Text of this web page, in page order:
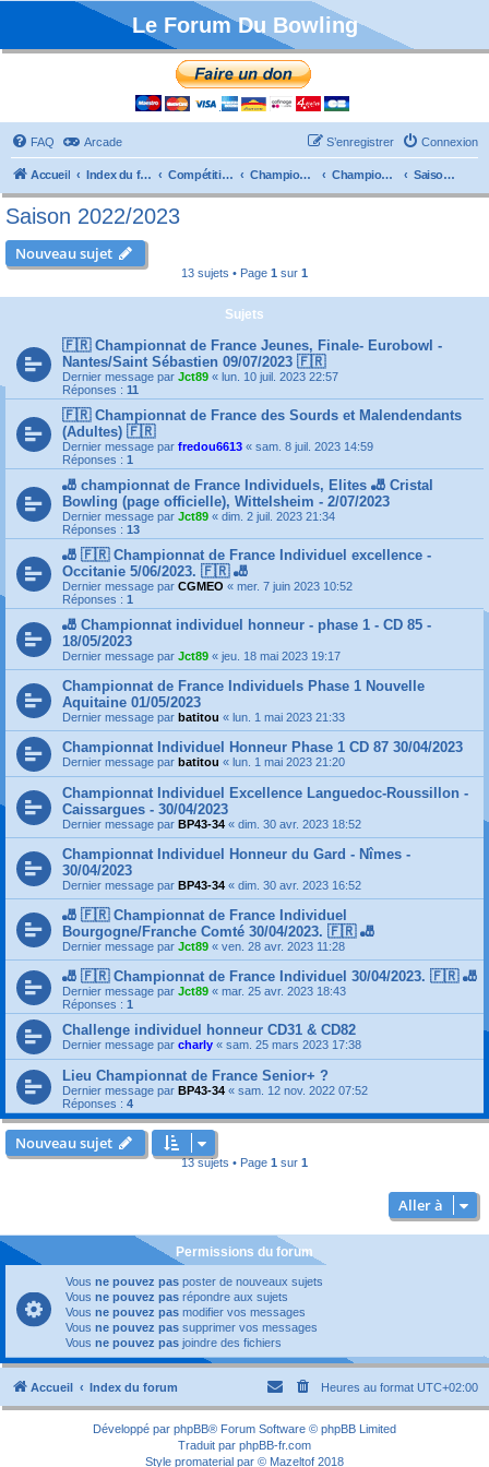
Le Forum Du Bowling
FAQ Arcade Connexion
S’enregistrer
Accueil Index du forum Compétitions Championnats de France Championnat Individuels Saison 2022/2023
Saison 2022/2023
Nouveau sujet
13 sujets • Page 1 sur 1
Sujets
🇫🇷 Championnat de France Jeunes, Finale- Eurobowl -
Nantes/Saint Sébastien 09/07/2023 🇫🇷
Dernier message par Jct89 « lun. 10 juil. 2023 22:57
Réponses : 11
🇫🇷 Championnat de France des Sourds et Malendendants
(Adultes) 🇫🇷
Dernier message par fredou6613 « sam. 8 juil. 2023 14:59
Réponses : 1
🎳 championnat de France Individuels, Elites 🎳 Cristal
Bowling (page officielle), Wittelsheim - 2/07/2023
Dernier message par Jct89 « dim. 2 juil. 2023 21:34
Réponses : 13
🎳 🇫🇷 Championnat de France Individuel excellence -
Occitanie 5/06/2023. 🇫🇷 🎳
Dernier message par CGMEO « mer. 7 juin 2023 10:52
Réponses : 1
🎳 Championnat individuel honneur - phase 1 - CD 85 -
18/05/2023
Dernier message par Jct89 « jeu. 18 mai 2023 19:17
Championnat de France Individuels Phase 1 Nouvelle
Aquitaine 01/05/2023
Dernier message par batitou « lun. 1 mai 2023 21:33
Championnat Individuel Honneur Phase 1 CD 87 30/04/2023
Dernier message par batitou « lun. 1 mai 2023 21:20
Championnat Individuel Excellence Languedoc-Roussillon -
Caissargues - 30/04/2023
Dernier message par BP43-34 « dim. 30 avr. 2023 18:52
Championnat Individuel Honneur du Gard - Nîmes -
30/04/2023
Dernier message par BP43-34 « dim. 30 avr. 2023 16:52
🎳 🇫🇷 Championnat de France Individuel
Bourgogne/Franche Comté 30/04/2023. 🇫🇷 🎳
Dernier message par Jct89 « ven. 28 avr. 2023 11:28
🎳 🇫🇷 Championnat de France Individuel 30/04/2023. 🇫🇷 🎳
Dernier message par Jct89 « mar. 25 avr. 2023 18:43
Réponses : 1
Challenge individuel honneur CD31 & CD82
Dernier message par charly « sam. 25 mars 2023 17:38
Lieu Championnat de France Senior+ ?
Dernier message par BP43-34 « sam. 12 nov. 2022 07:52
Réponses : 4
Nouveau sujet
13 sujets • Page 1 sur 1
Aller à
Permissions du forum
Vous ne pouvez pas poster de nouveaux sujets
Vous ne pouvez pas répondre aux sujets
Vous ne pouvez pas modifier vos messages
Vous ne pouvez pas supprimer vos messages
Vous ne pouvez pas joindre des fichiers
Accueil Index du forum Heures au format UTC+02:00
Développé par phpBB® Forum Software © phpBB Limited
Traduit par phpBB-fr.com
Style promaterial par © Mazeltof 2018